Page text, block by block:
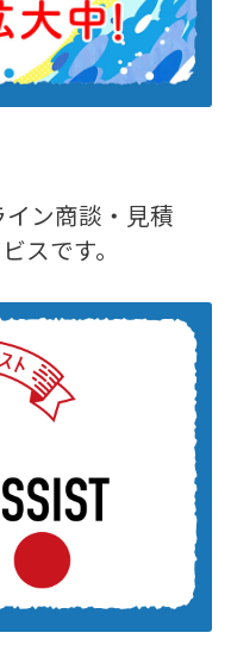
ン商談・見積
スです。